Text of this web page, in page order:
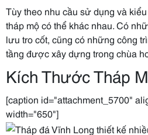
Tùy theo nhu cầu sử dụng và
tháp mộ có thể khác nhau. Có
lưu tro cốt, cũng có những công
tầng được xây dựng trong chùa
Kích Thước Tháp
[caption id="attachment_5700"
width="650"]